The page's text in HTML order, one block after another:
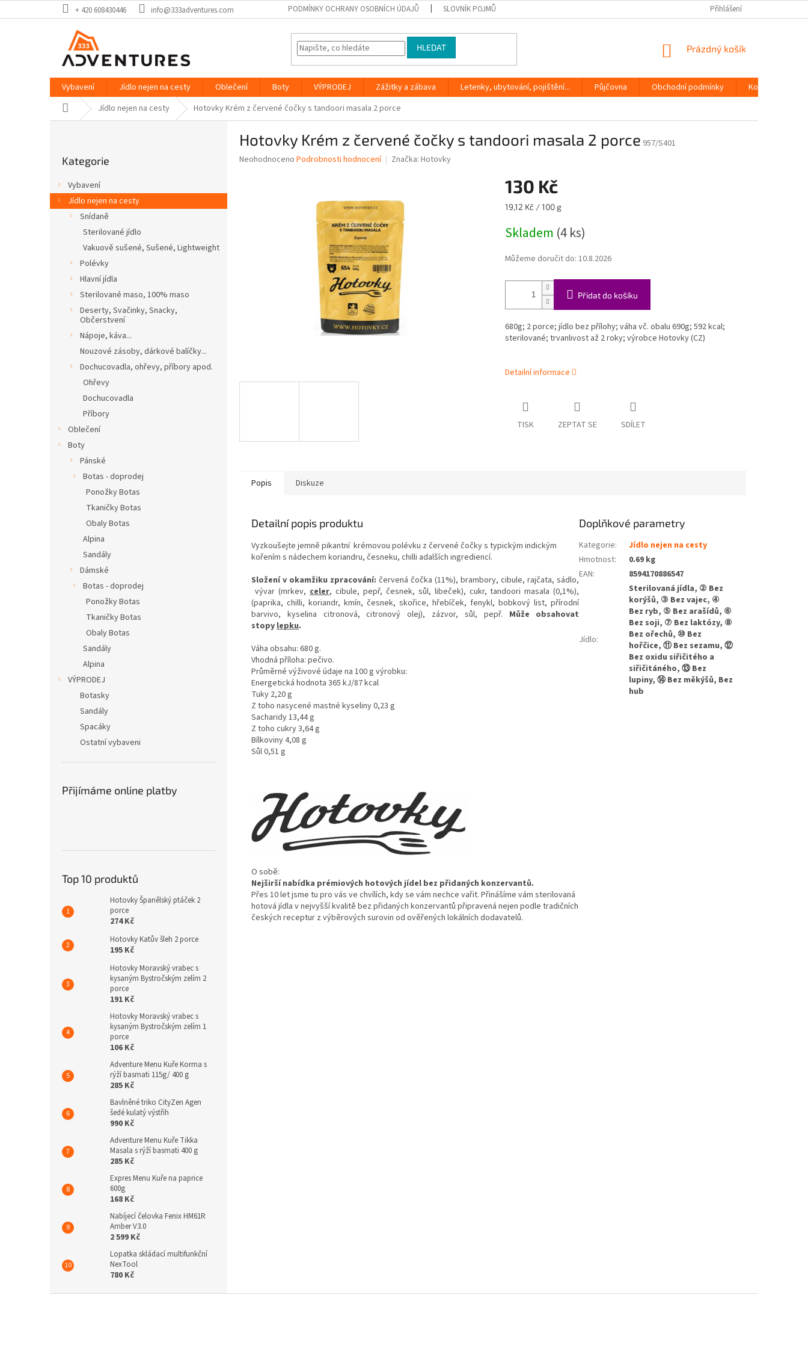
na
+ 420 608430446 info@333adventures.com PODMÍNKY OCHRANY OSOBNÍCH ÚDAJŮ SLOVNÍK POJMŮ Přihlášení
HLEDAT
NÁKUPNÍ
Prázdný košík
Vybavení Jídlo nejen na cesty Oblečení Boty VÝPRODEJ Zážitky a zábava Letenky, ubytování, pojištění... Půjčovna Obchodní podmínky
Kontakty
Domů Jídlo nejen na cesty Hotovky Krém z červené čočky s tandoori masala 2 porce
a
n
kategorie
Kategorie
Vybavení
Jídlo nejen na cesty
Snídaně
Sterilované jídlo
Vakuově sušené, Sušené, Lightweight
Polévky
Hlavní jídla
Sterilované maso, 100% maso
Deserty, Svačinky, Snacky,
Občerstvení
Nápoje, káva...
Nouzové zásoby, dárkové balíčky...
Dochucovadla, ohřevy, příbory apod.
Ohřevy
Dochucovadla
Příbory
Oblečení
Boty
Pánské
Botas - doprodej
Ponožky Botas
Tkaničky Botas
Obaly Botas
Alpina
Sandály
Dámské
Botas - doprodej
Ponožky Botas
Tkaničky Botas
Obaly Botas
Sandály
Alpina
VÝPRODEJ
Botasky
Sandály
Spacáky
Ostatní vybaveni
Přijímáme online platby
Top 10 produktů
Hotovky Španělský ptáček 2
porce
274 Kč
Hotovky Katův šleh 2 porce
195 Kč
Hotovky Moravský vrabec s
kysaným Bystročským zelím 2
porce
191 Kč
Hotovky Moravský vrabec s
kysaným Bystročským zelím 1
porce
106 Kč
Adventure Menu Kuře Korma s
rýží basmati 115g/ 400 g
285 Kč
Bavlněné triko CityZen Agen
šedé kulatý výstřih
990 Kč
Adventure Menu Kuře Tikka
Masala s rýží basmati 400 g
285 Kč
Expres Menu Kuře na paprice
600g
168 Kč
Nabíjecí čelovka Fenix HM61R
Amber V3.0
2 599 Kč
Lopatka skládací multifunkční
NexTool
780 Kč
Hotovky Krém z červené čočky s tandoori masala 2 porce 957/S401
Průměrné
Neohodnoceno Podrobnosti hodnocení Značka: Hotovky
130 Kč
Měrná
19,12 Kč / 100 g
Skladem (4 ks)
Můžeme doručit do: 10.8.2026
Přidat do košíku
680g; 2 porce; jídlo bez přílohy; váha vč. obalu 690g; 592 kcal;
sterilované; trvanlivost až 2 roky; výrobce Hotovky (CZ)
Detailní informace
TISK ZEPTAT SE SDÍLET
Popis Diskuze
Detailní popis produktu
Vyzkoušejte jemně pikantní krémovou polévku z červené čočky s typickým indickým
kořením s nádechem koriandru, česneku, chilli adalších ingrediencí.
Složení v okamžiku zpracování:červená čočka (11%), brambory, cibule, rajčata, sádlo,
vývar (mrkev, celer, cibule, pepř, česnek, sůl, libeček), cukr, tandoori masala (0,1%),
(paprika, chilli, koriandr, kmín, česnek, skořice, hřebíček, fenykl, bobkový list, přírodní
barvivo, kyselina citronová, citronový olej), zázvor, sůl, pepř.
Může obsahovat
stopy lepku.
Váha obsahu: 680 g.
Vhodná příloha: pečivo.
Průměrné výživové údaje na 100 g výrobku:
Energetická hodnota 365 kJ/87 kcal
Tuky 2,20 g
Z toho nasycené mastné kyseliny 0,23 g
Sacharidy 13,44 g
Z toho cukry 3,64 g
Bílkoviny 4,08 g
Sůl 0,51 g
O sobě:
Nejširší nabídka prémiových hotových jídel bez přidaných konzervantů.
Přes 10 let jsme tu pro vás ve chvílích, kdy se vám nechce vařit. Přinášíme vám sterilovaná
hotová jídla v nejvyšší kvalitě bez přidaných konzervantů připravená nejen podle tradičních
českých receptur z výběrových surovin od ověřených lokálních dodavatelů.
Doplňkové parametry
Kategorie:
Jídlo nejen na cesty
Hmotnost:
0.69 kg
EAN: 8594170886547
Jídlo:
Sterilovaná jídla, ② Bez
korýšů, ③ Bez vajec, ④
Bez ryb, ⑤ Bez arašídů, ⑥
Bez soji, ⑦ Bez laktózy, ⑧
Bez ořechů, ⑩ Bez
hořčice, ⑪ Bez sezamu, ⑫
Bez oxidu siřičitého a
siřičitáného, ⑬ Bez
lupiny, ⑭ Bez měkýšů, Bez
hub